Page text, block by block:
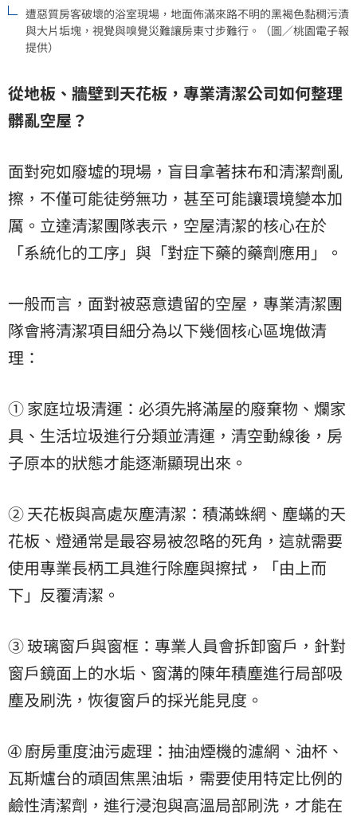
遭惡質房客破壞的浴室現場，地面佈滿來路不明的黑褐色黏稠污漬
與大片垢塊，視覺與嗅覺災難讓房東寸步難行。（圖／桃園電子報
提供）
從地板、牆壁到天花板，專業清潔公司如何整理
髒亂空屋？
面對宛如廢墟的現場，盲目拿著抹布和清潔劑亂
擦，不僅可能徒勞無功，甚至可能讓環境變本加
厲。立達清潔團隊表示，空屋清潔的核心在於
「系統化的工序」與「對症下藥的藥劑應用」。
一般而言，面對被惡意遺留的空屋，專業清潔團
隊會將清潔項目細分為以下幾個核心區塊做清
理：
➀ 家庭垃圾清運：必須先將滿屋的廢棄物、爛家
具、生活垃圾進行分類並清運，清空動線後，房
子原本的狀態才能逐漸顯現出來。
➁ 天花板與高處灰塵清潔：積滿蛛網、塵蟎的天
花板、燈通常是最容易被忽略的死角，這就需要
使用專業長柄工具進行除塵與擦拭，「由上而
下」反覆清潔。
➂ 玻璃窗戶與窗框：專業人員會拆卸窗戶，針對
窗戶鏡面上的水垢、窗溝的陳年積塵進行局部吸
塵及刷洗，恢復窗戶的採光能見度。
➃ 廚房重度油污處理：抽油煙機的濾網、油杯、
瓦斯爐台的頑固焦黑油垢，需要使用特定比例的
鹼性清潔劑，進行浸泡與高溫局部刷洗，才能在